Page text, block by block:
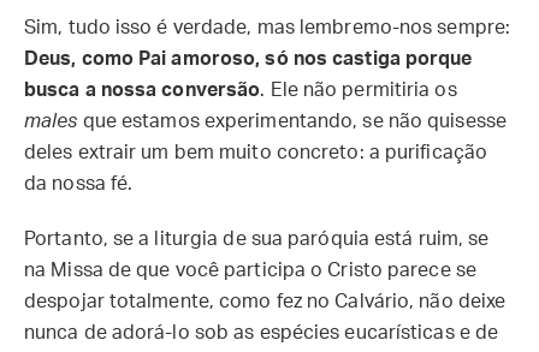
Sim, tudo isso é verdade, mas lembremo-nos sempre:
Deus, como Pai amoroso, só nos castiga porque
busca a nossa conversão. Ele não permitiria os
males que estamos experimentando, se não quisesse
deles extrair um bem muito concreto: a purificação
da nossa fé.
Portanto, se a liturgia de sua paróquia está ruim, se
na Missa de que você participa o Cristo parece se
despojar totalmente, como fez no Calvário, não deixe
nunca de adorá-lo sob as espécies eucarísticas e de